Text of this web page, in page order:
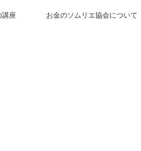
講座 お金のソムリエ協会について